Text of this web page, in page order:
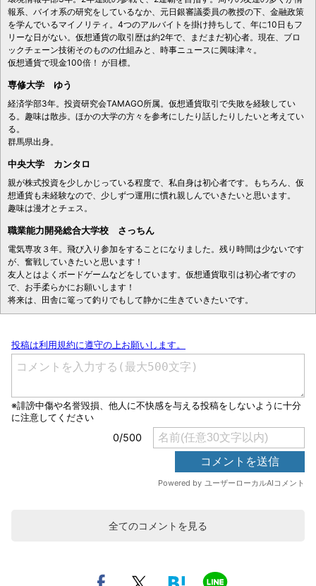
報系、バイオ系の研究をしているなか、元日銀審議委員の教授の下、金融政策
を学んでいるマイノリティ。4つのアルバイトを掛け持ちして、年に10日もフ
リーな日がない。仮想通貨の取引歴は約2年で、まだまだ初心者。現在、ブロ
ックチェーン技術そのものの仕組みと、時事ニュースに興味津々。
仮想通貨で現金100倍！ が目標。
専修大学 ゆう
経済学部3年。投資研究会TAMAGO所属。仮想通貨取引で失敗を経験してい
る。趣味は散歩。ほかの大学の方々を参考にしたり話したりしたいと考えてい
る。
群馬県出身。
中央大学 カンタロ
親が株式投資を少しかじっている程度で、私自身は初心者です。もちろん、仮
想通貨も未経験なので、少しずつ運用に慣れ親しんでいきたいと思います。
趣味は漫才とチェス。
職業能力開発総合大学校 さっちん
電気専攻３年。飛び入り参加をすることになりました。残り時間は少ないです
が、奮戦していきたいと思います！
友人とはよくボードゲームなどをしています。仮想通貨取引は初心者ですの
で、お手柔らかにお願いします！
将来は、田舎に篭って釣りでもして静かに生きていきたいです。
全てのコメントを見る